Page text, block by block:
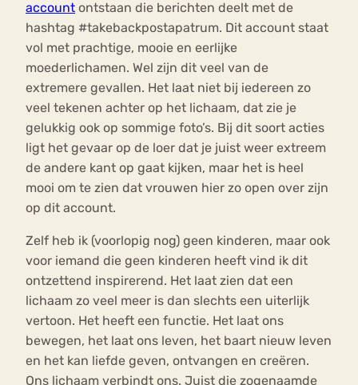
account ontstaan die berichten deelt met de
hashtag #takebackpostapatrum. Dit account staat
vol met prachtige, mooie en eerlijke
moederlichamen. Wel zijn dit veel van de
extremere gevallen. Het laat niet bij iedereen zo
veel tekenen achter op het lichaam, dat zie je
gelukkig ook op sommige foto’s. Bij dit soort acties
ligt het gevaar op de loer dat je juist weer extreem
de andere kant op gaat kijken, maar het is heel
mooi om te zien dat vrouwen hier zo open over zijn
op dit account.
Zelf heb ik (voorlopig nog) geen kinderen, maar ook
voor iemand die geen kinderen heeft vind ik dit
ontzettend inspirerend. Het laat zien dat een
lichaam zo veel meer is dan slechts een uiterlijk
vertoon. Het heeft een functie. Het laat ons
bewegen, het laat ons leven, het baart nieuw leven
en het kan liefde geven, ontvangen en creëren.
Ons lichaam verbindt ons. Juist die zogenaamde